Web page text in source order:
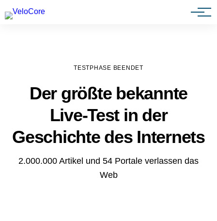
Agenturen & Webdesigner
TESTPHASE BEENDET
Der größte bekannte
Live-Test in der
Geschichte des Internets
2.000.000 Artikel und 54 Portale verlassen das
Web